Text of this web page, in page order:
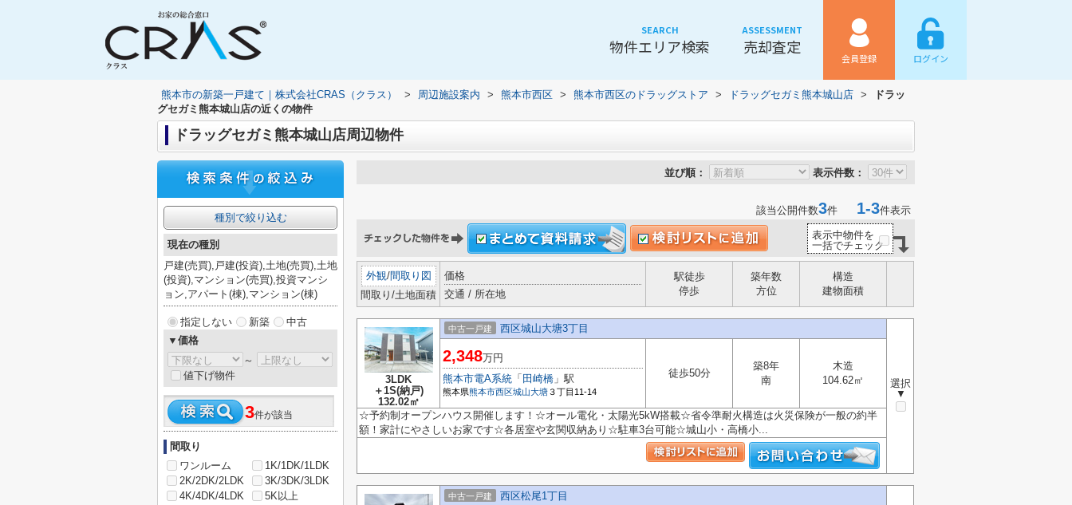
SEARCH
物件エリア検索
ASSESSMENT
売却査定
会員登録 ログイン
熊本市の新築一戸建て｜株式会社CRAS（クラス） > 周辺施設案内 > 熊本市西区 > 熊本市西区のドラッグストア > ドラッグセガミ熊本城山店 >
ドラッ
グセガミ熊本城山店の近くの物件
ドラッグセガミ熊本城山店周辺物件
並び順： 表示件数：
該当公開件数3件 1-3件表示
表示中物件を
一括でチェック
外観/間取り図
間取り/土地面積
価格
交通 / 所在地
駅徒歩
停歩
築年数
方位
構造
建物面積
3LDK
＋1S(納戸)
132.02㎡
中古一戸建 西区城山大塘3丁目
選択
▼
2,348万円
熊本市電A系統 「 田崎橋 」駅
熊本県熊本市西区城山大塘３丁目11-14
徒歩50分
築8年
南
木造
104.62㎡
☆予約制オープンハウス開催します！☆オール電化・太陽光5kW搭載☆省令準耐火構造は火災保険が一般の約半
額！家計にやさしいお家です☆各居室や玄関収納あり☆駐車3台可能☆城山小・高橋小...
中古一戸建 西区松尾1丁目
種別で絞り込む
現在の種別
戸建(売買),戸建(投資),土地(売買),土地
(投資),マンション(売買),投資マンシ
ョン,アパート(棟),マンション(棟)
指定しない 新築
中古
▼価格
～
値下げ物件
3件が該当
間取り
ワンルーム
1K/1DK/1LDK
2K/2DK/2LDK
3K/3DK/3LDK
4K/4DK/4LDK
5K以上